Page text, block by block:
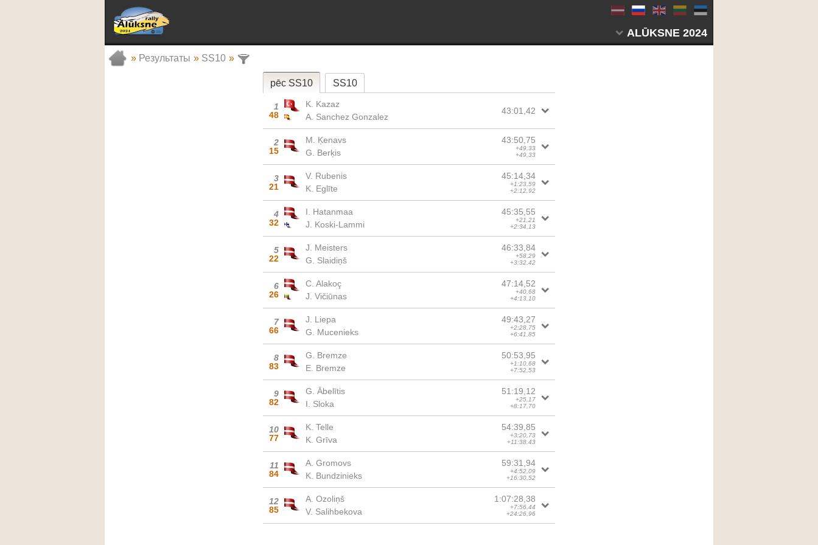
ALŪKSNE 2024
» Результаты » SS10 »
pēc SS10 SS10
1
48
K. Kazaz
A. Sanchez Gonzalez
43:01,42
2
15
M. Ķenavs
G. Berķis
43:50,75
+49,33
+49,33
3
21
V. Rubenis
K. Eglīte
45:14,34
+1:23,59
+2:12,92
4
32
I. Hatanmaa
J. Koski-Lammi
45:35,55
+21,21
+2:34,13
5
22
J. Meisters
G. Slaidiņš
46:33,84
+58,29
+3:32,42
6
26
C. Alakoç
J. Vičiūnas
47:14,52
+40,68
+4:13,10
7
66
J. Liepa
G. Mucenieks
49:43,27
+2:28,75
+6:41,85
8
83
G. Bremze
E. Bremze
50:53,95
+1:10,68
+7:52,53
9
82
G. Ābelītis
I. Sloka
51:19,12
+25,17
+8:17,70
10
77
K. Telle
K. Grīva
54:39,85
+3:20,73
+11:38,43
11
84
A. Gromovs
K. Bundzinieks
59:31,94
+4:52,09
+16:30,52
12
85
A. Ozoliņš
V. Salihbekova
1:07:28,38
+7:56,44
+24:26,96